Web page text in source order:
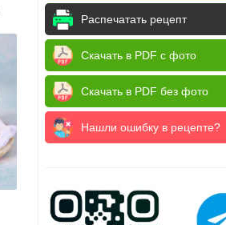
Распечатать рецепт
Скачать в PDF с фото
Скачать в PDF без фото
Нашли ошибку в рецепте?